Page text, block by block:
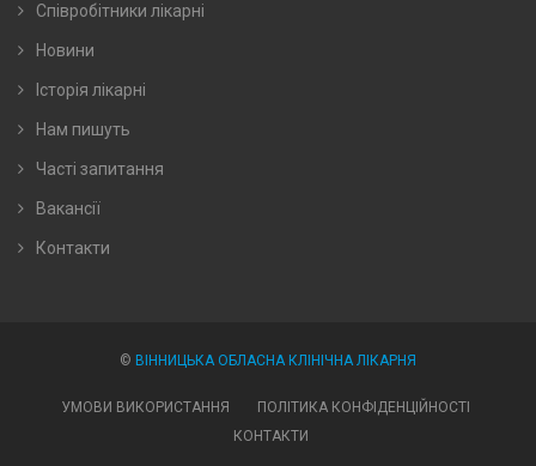
Співробітники лікарні
Новини
Історія лікарні
Нам пишуть
Часті запитання
Вакансії
Контакти
© ВІННИЦЬКА ОБЛАСНА КЛІНІЧНА ЛІКАРНЯ
УМОВИ ВИКОРИСТАННЯ
ПОЛІТИКА КОНФІДЕНЦІЙНОСТІ
КОНТАКТИ